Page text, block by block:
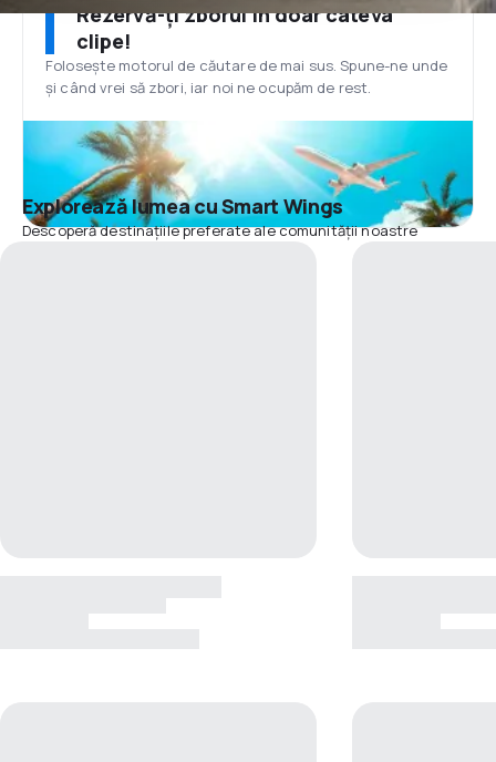
Rezervă-ți zborul în doar câteva
clipe!
Folosește motorul de căutare de mai sus. Spune-ne unde
și când vrei să zbori, iar noi ne ocupăm de rest.
Explorează lumea cu Smart Wings
Descoperă destinațiile preferate ale comunității noastre